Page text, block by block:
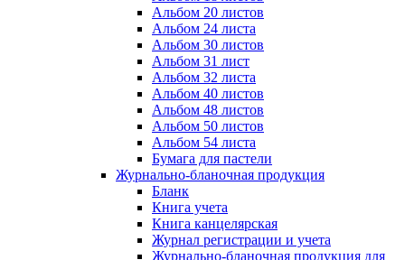
Альбом 20 листов
Альбом 24 листа
Альбом 30 листов
Альбом 31 лист
Альбом 32 листа
Альбом 40 листов
Альбом 48 листов
Альбом 50 листов
Альбом 54 листа
Бумага для пастели
Журнально-бланочная продукция
Бланк
Книга учета
Книга канцелярская
Журнал регистрации и учета
Журнально-бланочная продукция для